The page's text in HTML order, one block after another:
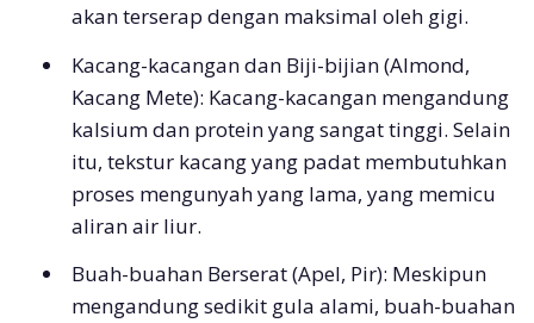
akan terserap dengan maksimal oleh gigi.
Kacang-kacangan dan Biji-bijian (Almond,
Kacang Mete): Kacang-kacangan mengandung
kalsium dan protein yang sangat tinggi. Selain
itu, tekstur kacang yang padat membutuhkan
proses mengunyah yang lama, yang memicu
aliran air liur.
Buah-buahan Berserat (Apel, Pir): Meskipun
mengandung sedikit gula alami, buah-buahan